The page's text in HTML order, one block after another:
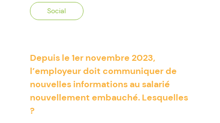
Social
Depuis le 1er novembre 2023,
l’employeur doit communiquer de
nouvelles informations au salarié
nouvellement embauché. Lesquelles
?